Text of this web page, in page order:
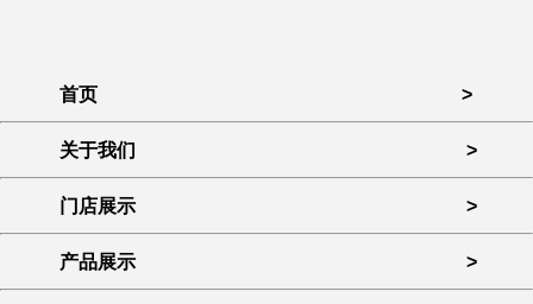
首页 >
关于我们 >
门店展示 >
产品展示 >